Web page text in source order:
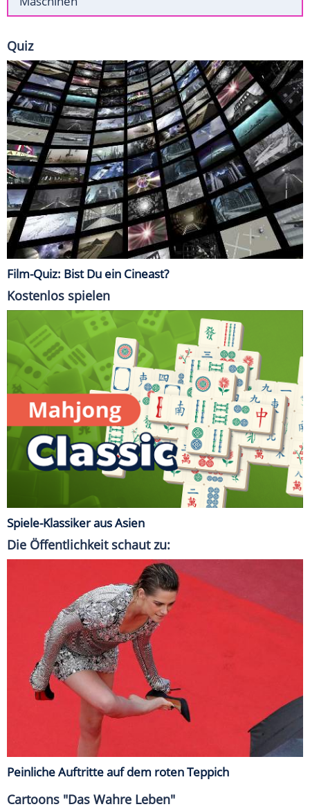
Quiz
Film-Quiz: Bist Du ein Cineast?
Kostenlos spielen
Spiele-Klassiker aus Asien
Die Öffentlichkeit schaut zu:
Peinliche Auftritte auf dem roten Teppich
Cartoons "Das Wahre Leben"